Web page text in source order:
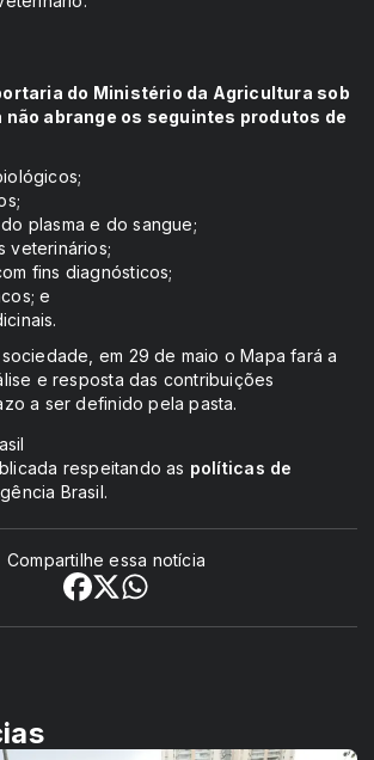
do Ministério da Agricultura sob
abrange os seguintes produtos de
plasma e do sangue;
fins diagnósticos;
e
em 29 de maio o Mapa fará a
e resposta das contribuições
a ser definido pela pasta.
respeitando as políticas de
Brasil.
Compartilhe essa notícia